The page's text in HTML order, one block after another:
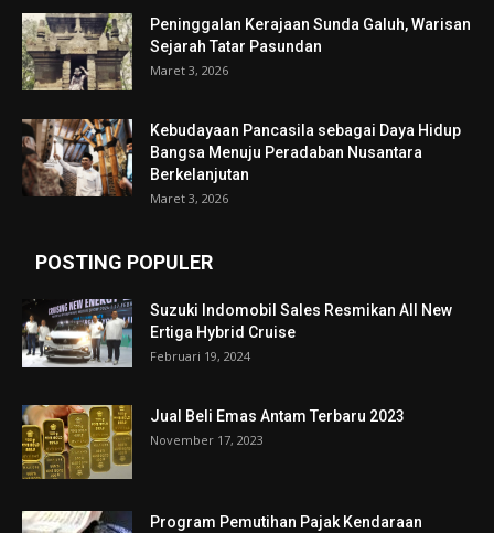
Peninggalan Kerajaan Sunda Galuh, Warisan
Sejarah Tatar Pasundan
Maret 3, 2026
Kebudayaan Pancasila sebagai Daya Hidup
Bangsa Menuju Peradaban Nusantara
Berkelanjutan
Maret 3, 2026
POSTING POPULER
Suzuki Indomobil Sales Resmikan All New
Ertiga Hybrid Cruise
Februari 19, 2024
Jual Beli Emas Antam Terbaru 2023
November 17, 2023
Program Pemutihan Pajak Kendaraan